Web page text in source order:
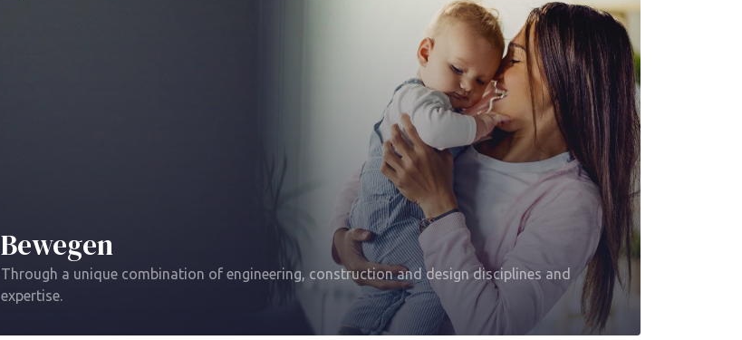
Bewegen
Through a unique combination of engineering, construction and design disciplines and
expertise.